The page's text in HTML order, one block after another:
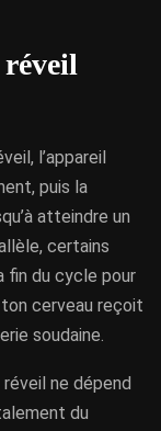
l’appareil
puis la
atteindre un
certains
fin du cycle pour
cerveau reçoit
soudaine.
ne dépend
du